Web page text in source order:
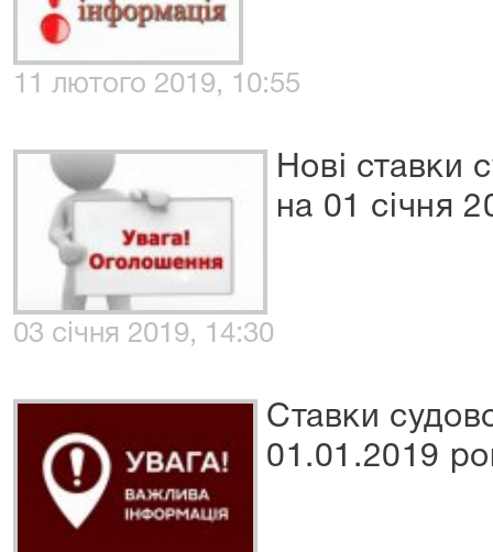
11 лютого 2019, 10:55
Нові ставки
на 01 січня
03 січня 2019, 14:30
Ставки
01.01.2019